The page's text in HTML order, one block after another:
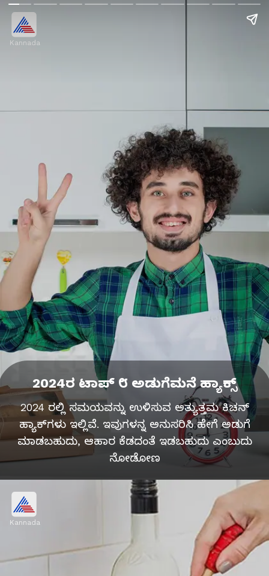
Kannada
2024ರ ಟಾಪ್ ೮ ಅಡುಗೆಮನೆ ಹ್ಯಾಕ್ಸ್
2024 ರಲ್ಲಿ ಸಮಯವನ್ನು ಉಳಿಸುವ ಅತ್ಯುತ್ತಮ ಕಿಚನ್
ಹ್ಯಾಕ್‌ಗಳು ಇಲ್ಲಿವೆ. ಇವುಗಳನ್ನ ಅನುಸರಿಸಿ ಹೇಗೆ ಅಡುಗೆ
ಮಾಡಬಹುದು, ಆಹಾರ ಕೆಡದಂತೆ ಇಡಬಹುದು ಎಂಬುದು
ನೋಡೋಣ
Kannada